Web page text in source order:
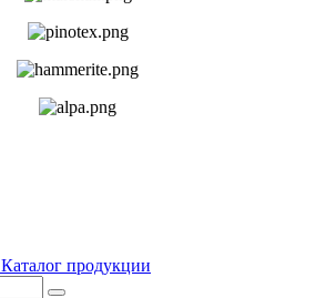
Каталог продукции